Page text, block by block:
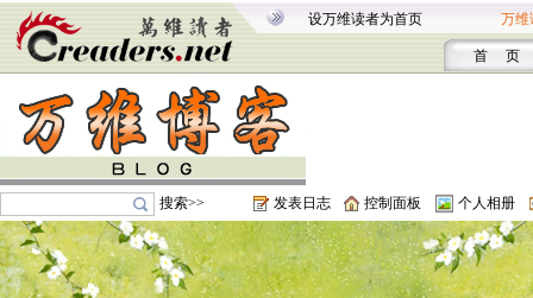
设万维读者为首页 万维
首 页
搜索>> 发表日志 控制面板 个人相册